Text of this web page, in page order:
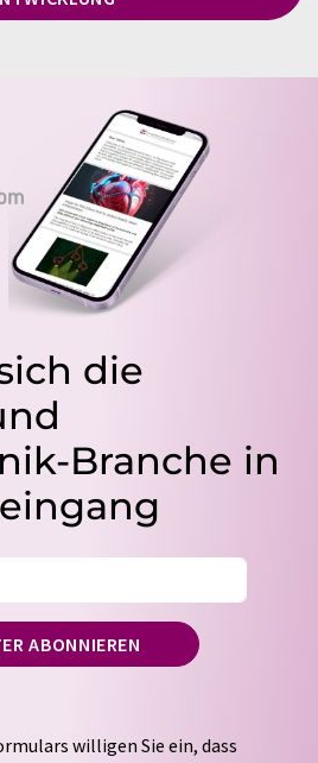
die
Branche in
ABONNIEREN
willigen Sie ein, dass